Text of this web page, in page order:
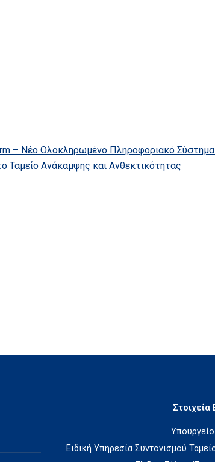
– Νέο Ολοκληρωμένο Πληροφοριακό Σύστημα
Ανάκαμψης και Ανθεκτικότητας
Στοιχεία
Ειδική Υπηρεσία Συντονισμού